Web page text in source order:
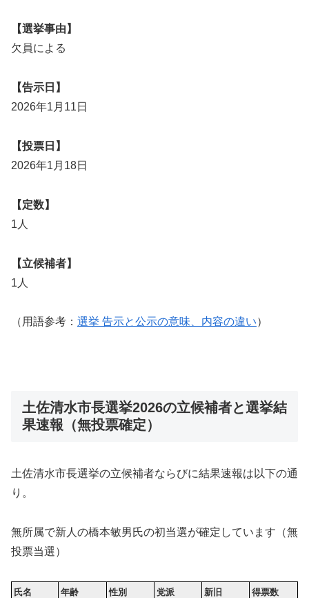
【選挙事由】
欠員による
【告示日】
2026年1月11日
【投票日】
2026年1月18日
【定数】
1人
【立候補者】
1人
（用語参考： 選挙 告示と公示の意味、内容の違い）
土佐清水市長選挙2026の立候補者と選挙結
果速報（無投票確定）
土佐清水市長選挙の立候補者ならびに結果速報は以下の通
り。
無所属で新人の橋本敏男氏の初当選が確定しています（無
投票当選）
氏名 年齢 性別 党派 新旧
得票数